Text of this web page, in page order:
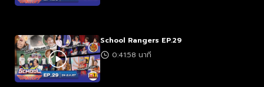
School Rangers EP.29
0:41:58 นาที